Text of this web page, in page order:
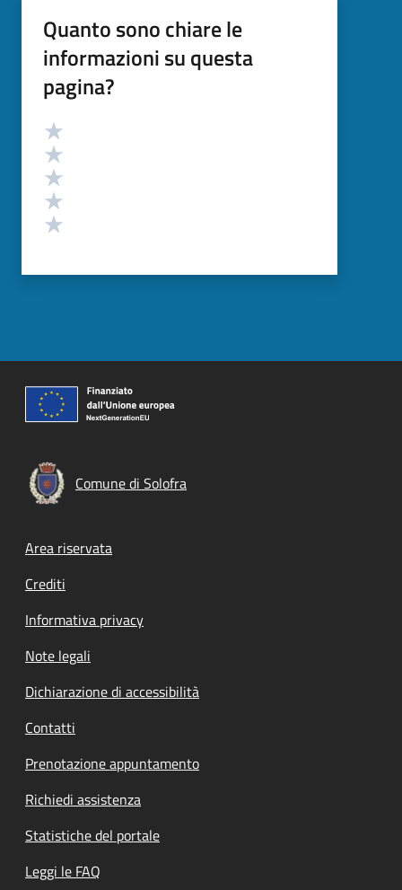
Quanto sono chiare le
informazioni su questa
pagina?
Valutazione
Comune di Solofra
Footer menu
Area riservata
Crediti
Informativa privacy
Note legali
Dichiarazione di accessibilità
Contatti
Prenotazione appuntamento
Richiedi assistenza
Statistiche del portale
Leggi le FAQ